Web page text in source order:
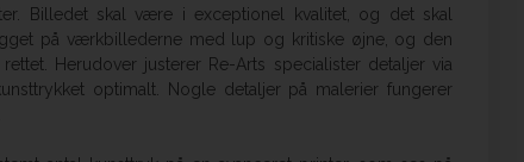
Billedet skal være i exceptionel kvalitet, og det skal
på værkbillederne med lup og kritiske øjne, og den
Herudover justerer Re-Arts specialister detaljer via
optimalt. Nogle detaljer på malerier fungerer